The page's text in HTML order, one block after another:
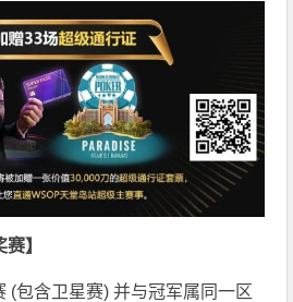
】
(包含卫星赛) 并与冠军属同一区